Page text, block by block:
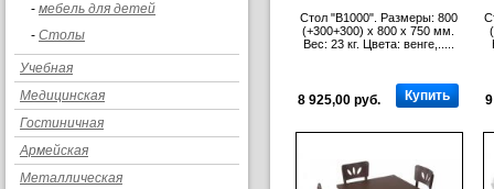
- мебель для детей
- Столы
Учебная
Медицинская
Гостиничная
Армейская
Металлическая
Стол "B1000". Размеры: 800
(+300+300) x 800 x 750 мм.
Вес: 23 кг. Цвета: венге,.....
8 925,00 руб. Купить